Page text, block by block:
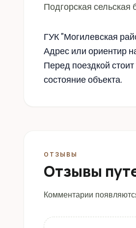
Подгорская сельская
ГУК "Могилевская
Адрес или ориентир
Перед поездкой
состояние объекта.
ОТЗЫВЫ
Отзывы
Комментарии